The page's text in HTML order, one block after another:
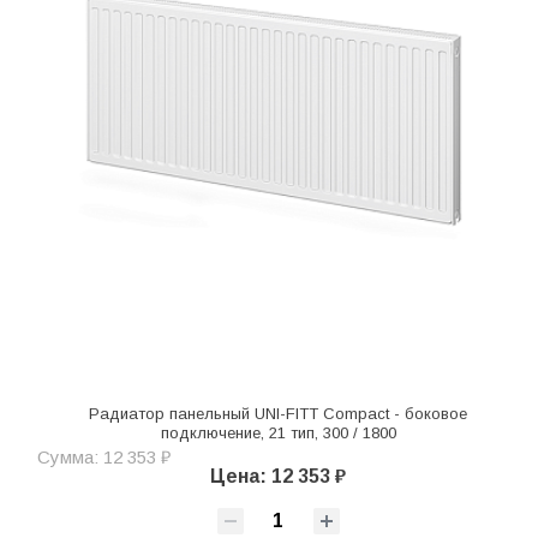
Радиатор панельный UNI-FITT Compact - боковое
подключение, 21 тип, 300 / 1800
Сумма: 12 353 ₽
Цена: 12 353 ₽